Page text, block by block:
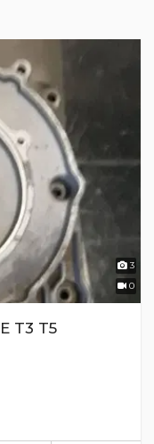
3
0
T3 T5